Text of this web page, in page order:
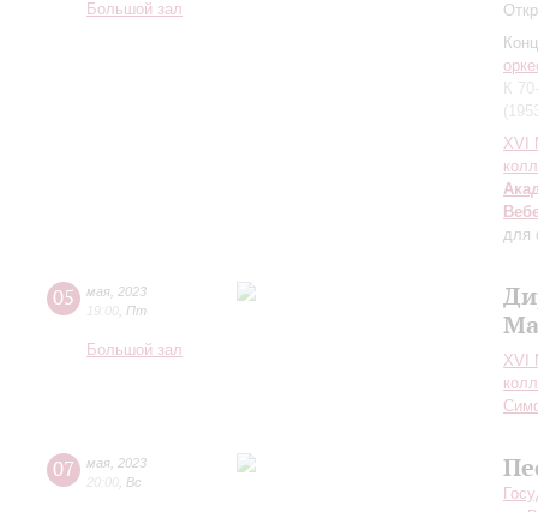
Большой зал
К
XVI
для
05 мая 2023
19:00 Пт
Большой зал
XVI
07 мая 2023
20:00 Вс